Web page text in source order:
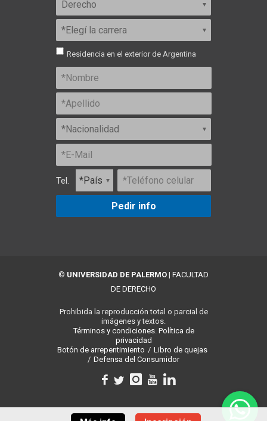
Residencia en el exterior de Argentina
Tel.
Pedir info
© UNIVERSIDAD DE PALERMO | FACULTAD
DE DERECHO
Prohibida la reproducción total o parcial de
imágenes y textos.
Términos y condiciones. Política de
privacidad
Botón de arrepentimiento / Libro de quejas
/ Defensa del Consumidor